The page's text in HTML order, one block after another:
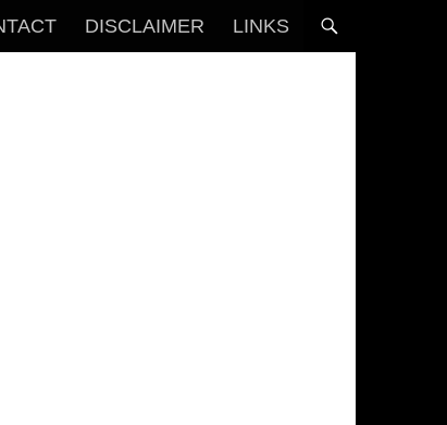
DISCLAIMER LINKS